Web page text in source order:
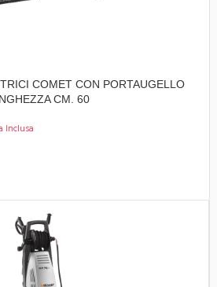
COMET CON PORTAUGELLO
CM. 60
Inclusa